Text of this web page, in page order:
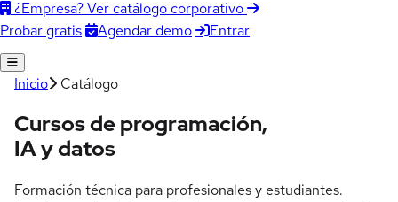
¿Empresa? Ver catálogo corporativo
Probar gratis
Agendar demo Entrar
Inicio Catálogo
Cursos de programación,
IA y datos
Formación técnica para profesionales y estudiantes.